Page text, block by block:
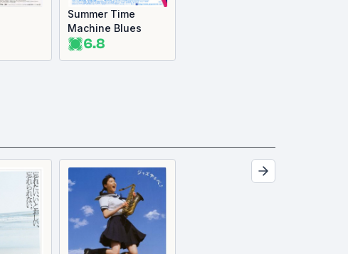
Summer Time
Machine Blues
6.8